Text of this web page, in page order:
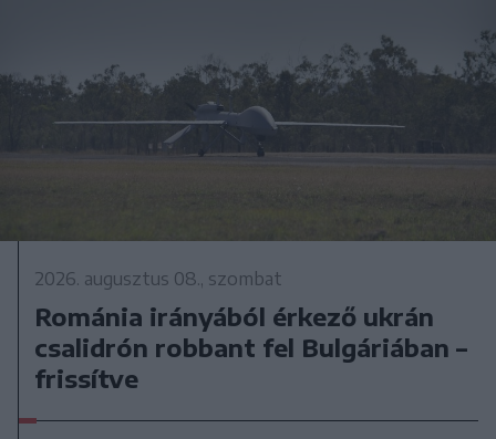
2026. augusztus 08., szombat
Románia irányából érkező ukrán
csalidrón robbant fel Bulgáriában –
frissítve